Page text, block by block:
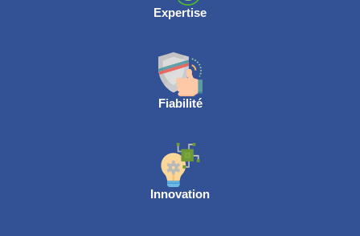
Expertise
Fiabilité
Innovation